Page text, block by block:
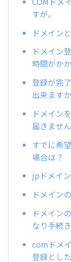
すが。
ドメイン
ドメイン
時間がか
登録が完
出来ます
ドメイン
届きません
すでに希
場合は？
jpドメイ
ドメイン
ドメイン
なり手続
comドメ
登録とし